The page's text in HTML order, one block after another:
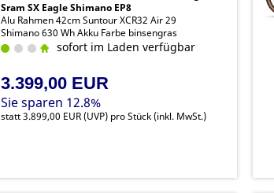
Sram SX Eagle Shimano EP8
Alu Rahmen 42cm Suntour XCR32 Air 29
Shimano 630 Wh Akku Farbe binsengras
sofort im Laden verfügbar
3.399,00 EUR
Sie sparen 12.8%
statt3.899,00 EUR(UVP) pro Stück (inkl. MwSt.)